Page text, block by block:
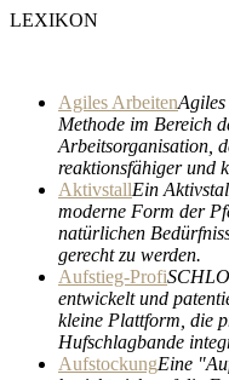
LEXIKON
Agiles Arbeiten
Methode im Bereich
Arbeitsorganisation,
reaktionsfähiger und
AktivstallEin
moderne Form der
natürlichen
gerecht zu werden.
Aufstieg-Profi
entwickelt und
kleine Plattform, die
Hufschlagbande
AufstockungEine